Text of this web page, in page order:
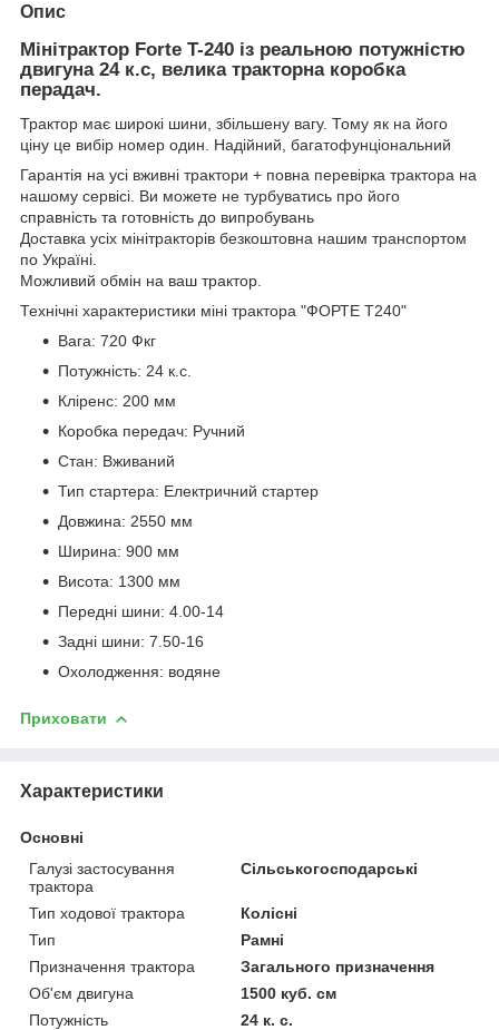
Опис
Мінітрактор Forte T-240 із реальною потужністю
двигуна 24 к.с, велика тракторна коробка
перадач.
Трактор має широкі шини, збільшену вагу. Тому як на його
ціну це вибір номер один. Надійний, багатофунціональний
Гарантія на усі вживні трактори + повна перевірка трактора на
нашому сервісі. Ви можете не турбуватись про його
справність та готовність до випробувань
Доставка усіх мінітракторів безкоштовна нашим транспортом
по Україні.
Можливий обмін на ваш трактор.
Технічні характеристики міні трактора "ФОРТЕ T240"
Вага: 720 Фкг
Потужність: 24 к.с.
Кліренс: 200 мм
Коробка передач: Ручний
Стан: Вживаний
Тип стартера: Електричний стартер
Довжина: 2550 мм
Ширина: 900 мм
Висота: 1300 мм
Передні шини: 4.00-14
Задні шини: 7.50-16
Охолодження: водяне
Приховати
Характеристики
Основні
Галузі застосування
трактора
Сільськогосподарські
Тип ходової трактора
Колісні
Тип
Рамні
Призначення трактора
Загального призначення
Об'єм двигуна
1500 куб. см
Потужність
24 к. с.